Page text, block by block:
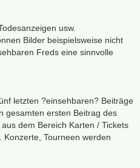
usw.
Bilder beispielsweise nicht
Freds eine sinnvolle
letzten ?einsehbaren? Beiträge
gesamten ersten Beitrag des
dem Bereich Karten / Tickets
Konzerte, Tourneen werden